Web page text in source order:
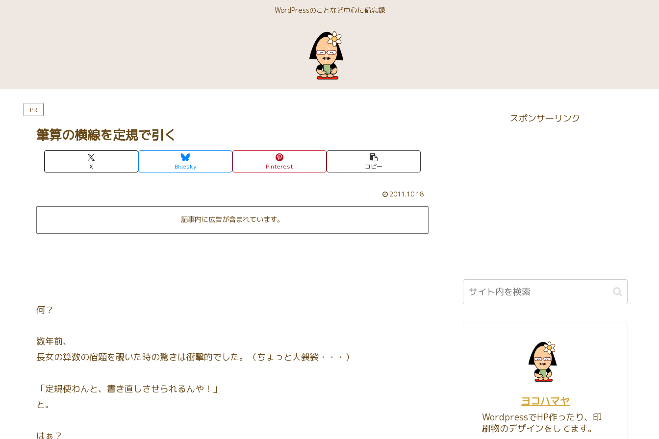
WordPressのことなど中心に備忘録
PR
筆算の横線を定規で引く
X Bluesky Pinterest コピー
2011.10.18
記事内に広告が含まれています。
何？
数年前、
長女の算数の宿題を覗いた時の驚きは衝撃的でした。（ちょっと大袈裟・・・）
「定規使わんと、書き直しさせられるんや！」
と。
はぁ？
スポンサーリンク
ヨコハマヤ
WordpressでHP作ったり、印
刷物のデザインをしてます。